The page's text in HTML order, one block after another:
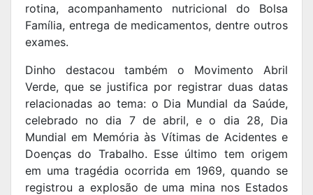
rotina, acompanhamento nutricional do Bolsa
Família, entrega de medicamentos, dentre outros
exames.
Dinho destacou também o Movimento Abril
Verde, que se justifica por registrar duas datas
relacionadas ao tema: o Dia Mundial da Saúde,
celebrado no dia 7 de abril, e o dia 28, Dia
Mundial em Memória às Vítimas de Acidentes e
Doenças do Trabalho. Esse último tem origem
em uma tragédia ocorrida em 1969, quando se
registrou a explosão de uma mina nos Estados